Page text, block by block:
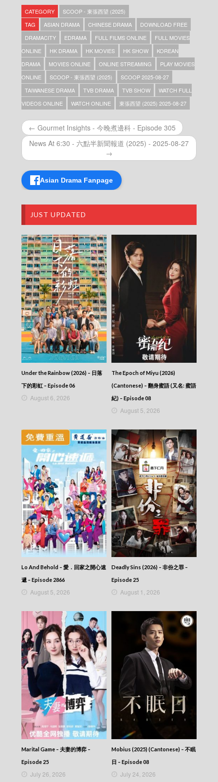
Scoop – 東張西望 (2025) – 2025-12-30
Scoop – 東張西望 (2025) – 2025-12-29
Scoop – 東張西望 (2025) – 2025-12-27
Scoop – 東張西望 (2025) – 2025-12-26
Scoop – 東張西望 (2025) – 2025-12-25
Scoop – 東張西望 (2025) – 2025-12-24
Scoop – 東張西望 (2025) – 2025-12-23
Scoop – 東張西望 (2025) – 2025-12-22
Scoop – 東張西望 (2025) – 2025-12-21
Scoop – 東張西望 (2025) – 2025-12-20
Scoop – 東張西望 (2025) – 2025-12-19
Scoop – 東張西望 (2025) – 2025-12-18
Scoop – 東張西望 (2025) – 2025-12-17
Scoop – 東張西望 (2025) – 2025-12-16
Scoop – 東張西望 (2025) – 2025-12-15
Scoop – 東張西望 (2025) – 2025-12-14
Scoop – 東張西望 (2025) – 2025-12-13
Scoop – 東張西望 (2025) – 2025-12-12
Scoop – 東張西望 (2025) – 2025-12-11
Scoop – 東張西望 (2025) – 2025-12-10
Scoop – 東張西望 (2025) – 2025-12-08
Scoop – 東張西望 (2025) – 2025-12-07
Scoop – 東張西望 (2025) – 2025-12-05
Scoop – 東張西望 (2025) – 2025-12-04
Scoop – 東張西望 (2025) – 2025-12-03
Scoop – 東張西望 (2025) – 2025-12-02
Scoop – 東張西望 (2025) – 2025-12-01
Scoop – 東張西望 (2025) – 2025-11-30
Scoop – 東張西望 (2025) – 2025-11-29
Scoop – 東張西望 (2025) – 2025-11-28
Scoop – 東張西望 (2025) – 2025-11-27
Scoop – 東張西望 (2025) – 2025-11-26
Scoop – 東張西望 (2025) – 2025-11-25
Scoop – 東張西望 (2025) – 2025-11-24
Scoop – 東張西望 (2025) – 2025-11-23
Scoop – 東張西望 (2025) – 2025-11-22
Scoop – 東張西望 (2025) – 2025-11-21
Scoop – 東張西望 (2025) – 2025-11-20
Scoop – 東張西望 (2025) – 2025-11-18
Scoop – 東張西望 (2025) – 2025-11-16
Scoop – 東張西望 (2025) – 2025-11-14
Scoop – 東張西望 (2025) – 2025-11-13
Scoop – 東張西望 (2025) – 2025-11-12
Scoop – 東張西望 (2025) – 2025-11-11
Scoop – 東張西望 (2025) – 2025-11-10
Scoop – 東張西望 (2025) – 2025-11-09
Scoop – 東張西望 (2025) – 2025-11-08
Scoop – 東張西望 (2025) – 2025-11-07
Scoop – 東張西望 (2025) – 2025-11-06
Scoop – 東張西望 (2025) – 2025-11-05
Scoop – 東張西望 (2025) – 2025-11-04
Scoop – 東張西望 (2025) – 2025-11-03
Scoop – 東張西望 (2025) – 2025-11-02
Scoop – 東張西望 (2025) – 2025-10-31
Scoop – 東張西望 (2025) – 2025-10-30
Scoop – 東張西望 (2025) – 2025-10-29
Scoop – 東張西望 (2025) – 2025-10-27
Scoop – 東張西望 (2025) – 2025-10-26
Scoop – 東張西望 (2025) – 2025-10-25
Scoop – 東張西望 (2025) – 2025-10-24
Scoop – 東張西望 (2025) – 2025-10-23
Scoop – 東張西望 (2025) – 2025-10-22
Scoop – 東張西望 (2025) – 2025-10-21
Scoop – 東張西望 (2025) – 2025-10-20
Scoop – 東張西望 (2025) – 2025-10-19
Scoop – 東張西望 (2025) – 2025-10-18
Scoop – 東張西望 (2025) – 2025-10-17
Scoop – 東張西望 (2025) – 2025-10-16
Scoop – 東張西望 (2025) – 2025-10-15
Scoop – 東張西望 (2025) – 2025-10-14
Scoop – 東張西望 (2025) – 2025-10-13
Scoop – 東張西望 (2025) – 2025-10-12
Scoop – 東張西望 (2025) – 2025-10-11
Scoop – 東張西望 (2025) – 2025-10-10
CATEGORY
SCOOP - 東張西望 (2025)
TAG
ASIAN DRAMA CHINESE DRAMA
DOWNLOAD FREE
DRAMACITY
EDRAMA FULL FILMS ONLINE
FULL MOVIES
ONLINE
HK DRAMA HK MOVIES HK SHOW
KOREAN
DRAMA
MOVIES ONLINE ONLINE STREAMING
PLAY MOVIES
ONLINE
SCOOP - 東張西望 (2025)
SCOOP 2025-08-27
TAIWANESE DRAMA
TVB DRAMA TVB SHOW
WATCH FULL
VIDEOS ONLINE
WATCH ONLINE 東張西望 (2025) 2025-08-27
← Gourmet Insights - 今晚煮邊科 - Episode 305
News At 6:30 - 六點半新聞報道 (2025) - 2025-08-27
→
Asian Drama Fanpage
JUST UPDATED
Under the Rainbow (2026) – 日落
下的彩虹 – Episode 06
August 6, 2026
The Epoch of Miyu (2026)
(Cantonese) – 翻身蜜語 (又名: 蜜語
紀) – Episode 08
August 5, 2026
Lo And Behold – 愛．回家之開心速
遞 – Episode 2866
August 5, 2026
Deadly Sins (2026) – 非份之罪 –
Episode 25
August 1, 2026
Marital Game – 夫妻的博弈 –
Episode 25
July 26, 2026
Mobius (2025) (Cantonese) – 不眠
日 – Episode 08
July 24, 2026